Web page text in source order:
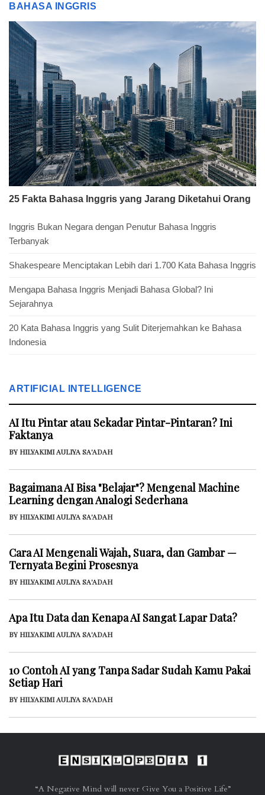
BAHASA INGGRIS
25 Fakta Bahasa Inggris yang Jarang Diketahui Orang
Inggris Bukan Negara dengan Penutur Bahasa Inggris
Terbanyak
Shakespeare Menciptakan Lebih dari 1.700 Kata Bahasa Inggris
Mengapa Bahasa Inggris Menjadi Bahasa Global? Ini
Sejarahnya
20 Kata Bahasa Inggris yang Sulit Diterjemahkan ke Bahasa
Indonesia
ARTIFICIAL INTELLIGENCE
AI Itu Pintar atau Sekadar Pintar-Pintaran? Ini
Faktanya
BY HILYAKIMI AULIYA SA'ADAH
Bagaimana AI Bisa "Belajar"? Mengenal Machine
Learning dengan Analogi Sederhana
BY HILYAKIMI AULIYA SA'ADAH
Cara AI Mengenali Wajah, Suara, dan Gambar —
Ternyata Begini Prosesnya
BY HILYAKIMI AULIYA SA'ADAH
Apa Itu Data dan Kenapa AI Sangat Lapar Data?
BY HILYAKIMI AULIYA SA'ADAH
10 Contoh AI yang Tanpa Sadar Sudah Kamu Pakai
Setiap Hari
BY HILYAKIMI AULIYA SA'ADAH
“A Negative Mind will never Give You a Positive Life”